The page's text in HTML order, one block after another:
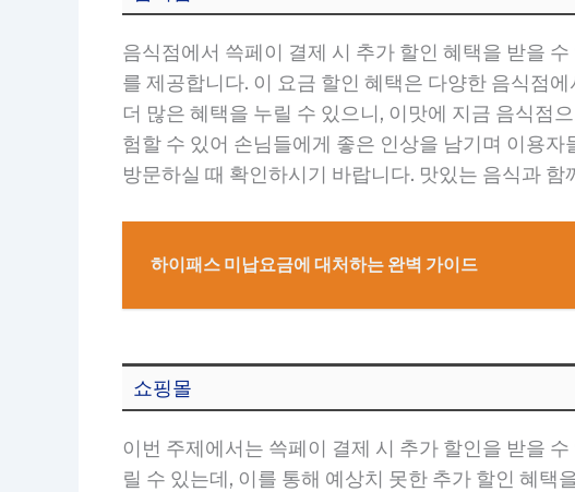
음식점에서 쓱페이 결제 시 추가 할인 혜택을 받을
를 제공합니다. 이 요금 할인 혜택은 다양한 음식점
더 많은 혜택을 누릴 수 있으니, 이맛에 지금 음식점
험할 수 있어 손님들에게 좋은 인상을 남기며 이용
방문하실 때 확인하시기 바랍니다. 맛있는 음식과
하이패스 미납요금에 대처하는 완벽 가이드
쇼핑몰
이번 주제에서는 쓱페이 결제 시 추가 할인을 받을
릴 수 있는데, 이를 통해 예상치 못한 추가 할인 혜